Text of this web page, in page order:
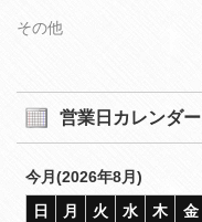
その他
営業日カレンダー
今月(2026年8月)
日
月 火 水 木 金